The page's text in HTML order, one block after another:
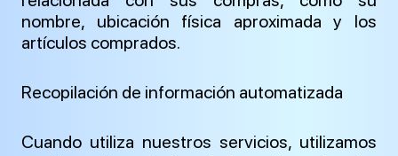
nombre, ubicación física aproximada y los
artículos comprados.
Recopilación de información automatizada
Cuando utiliza nuestros servicios, utilizamos